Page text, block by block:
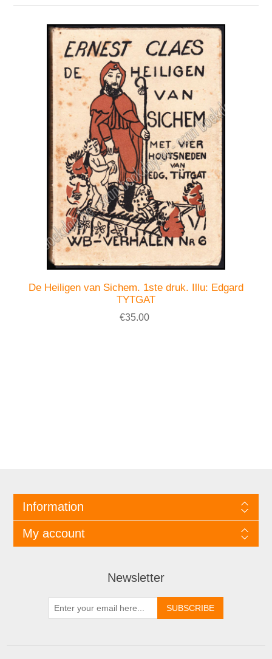
De Heiligen van Sichem. 1ste druk. Illu: Edgard
TYTGAT
€35.00
Information
My account
Newsletter